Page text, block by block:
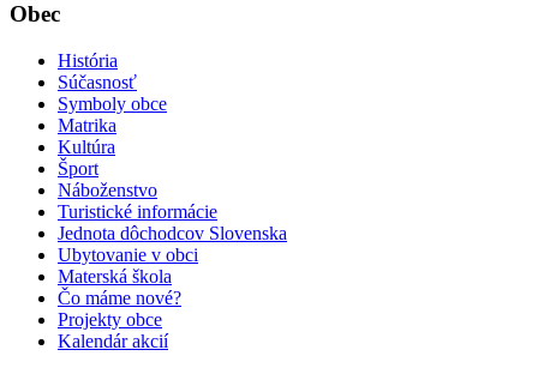
Obec
História
Súčasnosť
Symboly obce
Matrika
Kultúra
Šport
Náboženstvo
Turistické informácie
Jednota dôchodcov Slovenska
Ubytovanie v obci
Materská škola
Čo máme nové?
Projekty obce
Kalendár akcií